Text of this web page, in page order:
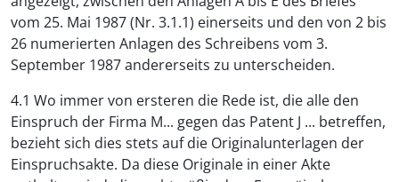
vom 25. Mai 1987 (Nr. 3.1.1) einerseits und den von 2 bis
26 numerierten Anlagen des Schreibens vom 3.
September 1987 andererseits zu unterscheiden.
4.1 Wo immer von ersteren die Rede ist, die alle den
Einspruch der Firma M... gegen das Patent J ... betreffen,
bezieht sich dies stets auf die Originalunterlagen der
Einspruchsakte. Da diese Originale in einer Akte